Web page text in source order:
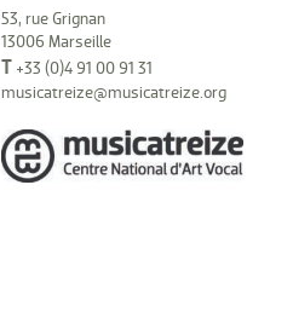
53, rue Grignan
13006 Marseille
T +33 (0)4 91 00 91 31
musicatreize@musicatreize.org